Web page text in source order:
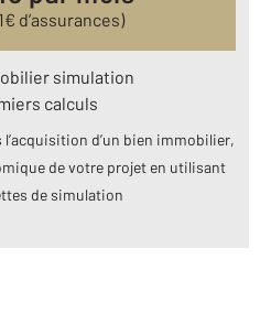
€ d’assurances)
simulation
calculs
d’un bien immobilier,
de votre projet en utilisant
de simulation